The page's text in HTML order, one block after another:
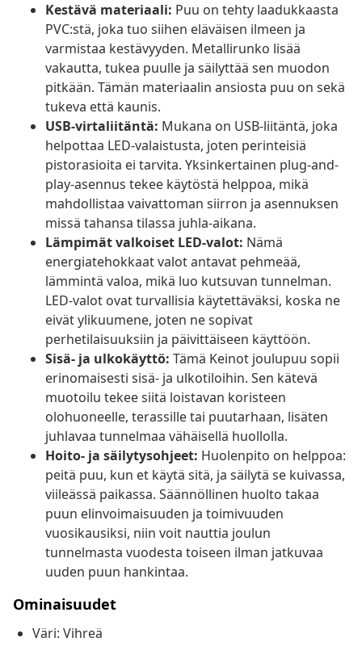
Kestävä materiaali: Puu on tehty laadukkaasta
PVC:stä, joka tuo siihen eläväisen ilmeen ja
varmistaa kestävyyden. Metallirunko lisää
vakautta, tukea puulle ja säilyttää sen muodon
pitkään. Tämän materiaalin ansiosta puu on sekä
tukeva että kaunis.
USB-virtaliitäntä: Mukana on USB-liitäntä, joka
helpottaa LED-valaistusta, joten perinteisiä
pistorasioita ei tarvita. Yksinkertainen plug-and-
play-asennus tekee käytöstä helppoa, mikä
mahdollistaa vaivattoman siirron ja asennuksen
missä tahansa tilassa juhla-aikana.
Lämpimät valkoiset LED-valot: Nämä
energiatehokkaat valot antavat pehmeää,
lämmintä valoa, mikä luo kutsuvan tunnelman.
LED-valot ovat turvallisia käytettäväksi, koska ne
eivät ylikuumene, joten ne sopivat
perhetilaisuuksiin ja päivittäiseen käyttöön.
Sisä- ja ulkokäyttö: Tämä Keinot joulupuu sopii
erinomaisesti sisä- ja ulkotiloihin. Sen kätevä
muotoilu tekee siitä loistavan koristeen
olohuoneelle, terassille tai puutarhaan, lisäten
juhlavaa tunnelmaa vähäisellä huollolla.
Hoito- ja säilytysohjeet: Huolenpito on helppoa:
peitä puu, kun et käytä sitä, ja säilytä se kuivassa,
viileässä paikassa. Säännöllinen huolto takaa
puun elinvoimaisuuden ja toimivuuden
vuosikausiksi, niin voit nauttia joulun
tunnelmasta vuodesta toiseen ilman jatkuvaa
uuden puun hankintaa.
Ominaisuudet
Väri: Vihreä